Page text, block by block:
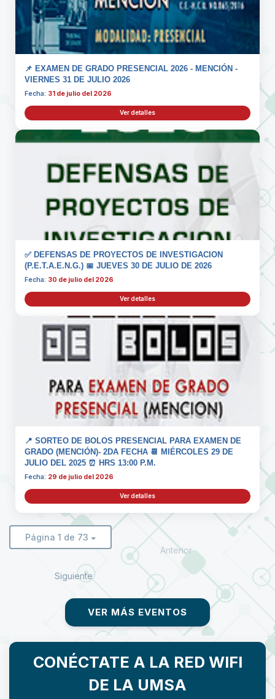
📌 EXAMEN DE GRADO PRESENCIAL 2026 - MENCIÓN -
VIERNES 31 DE JULIO 2026
Fecha: 31 de julio del 2026
Ver detalles
✅ DEFENSAS DE PROYECTOS DE INVESTIGACION
(P.E.T.A.E.N.G.) 📅 JUEVES 30 DE JULIO DE 2026
Fecha: 30 de julio del 2026
Ver detalles
📍 SORTEO DE BOLOS PRESENCIAL PARA EXAMEN DE
GRADO (MENCIÓN)- 2DA FECHA 📆 MIÉRCOLES 29 DE
JULIO DEL 2025 ⏰ HRS 13:00 P.M.
Fecha: 29 de julio del 2026
Ver detalles
Página 1 de 73
Anterior
Siguiente
VER MÁS EVENTOS
CONÉCTATE A LA RED WIFI
DE LA UMSA